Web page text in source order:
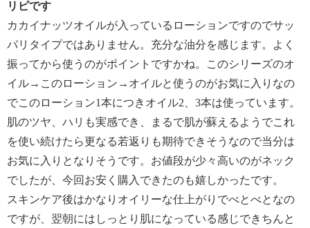
リピです
カカイナッツオイルが入っているローションですのでサッ
パリタイプではありません。充分な油分を感じます。よく
振ってから使うのがポイントですかね。このシリーズのオ
イル→このローション→オイルと使うのがお気に入りなの
でこのローション1本につきオイル2、3本は使っています。
肌のツヤ、ハリも実感でき、まるで肌が蘇えるようでこれ
を使い続けたら更なる若返りも期待できそうなので当分は
お気に入りとなりそうです。お値段が少々高いのがネック
でしたが、今回お安く購入できたのも嬉しかったです。
スキンケア後はかなりオイリーな仕上がりでべとべとなの
ですが、翌朝にはしっとり肌になっている感じできちんと